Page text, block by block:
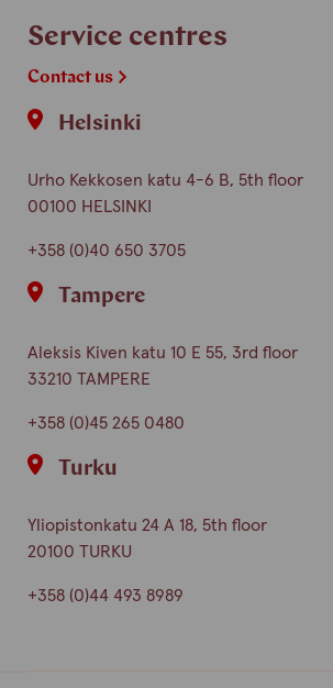
Service centres
Contact us
Helsinki
Urho Kekkosen katu 4-6 B, 5th floor
00100 HELSINKI
+358 (0)40 650 3705
Tampere
Aleksis Kiven katu 10 E 55, 3rd floor
33210 TAMPERE
+358 (0)45 265 0480
Turku
Yliopistonkatu 24 A 18, 5th floor
20100 TURKU
+358 (0)44 493 8989